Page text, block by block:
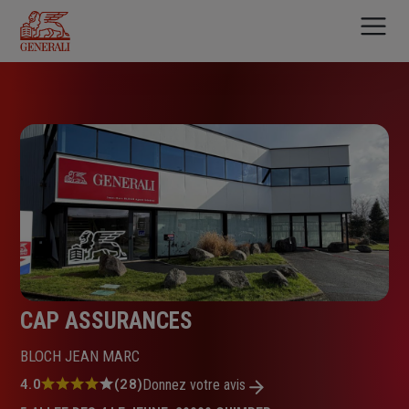
contenu
principal
CAP ASSURANCES
BLOCH JEAN MARC
Note
4.0 (28)Donnez votre avis